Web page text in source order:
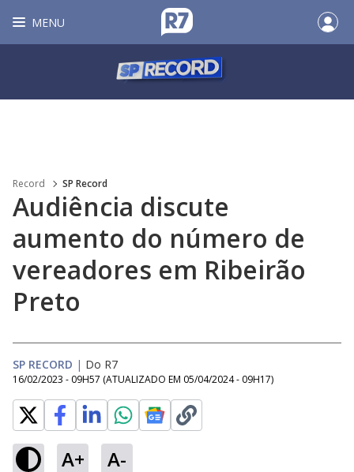
MENU
Record SP Record
Audiência discute
aumento do número de
vereadores em Ribeirão
Preto
SP RECORD | Do R7
16/02/2023 - 09H57 (ATUALIZADO EM 05/04/2024 - 09H17)
A+ A-